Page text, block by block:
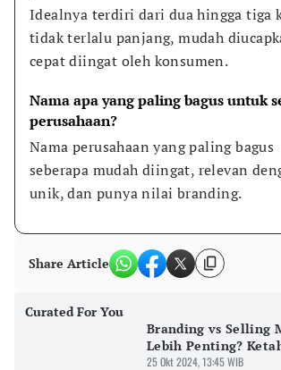
Idealnya terdiri dari dua hingga tiga
tidak terlalu panjang, mudah
cepat diingat oleh konsumen.
Nama apa yang paling bagus untuk
perusahaan?
Nama perusahaan yang paling
seberapa mudah diingat, relevan
unik, dan punya nilai branding.
Share Article
Curated For You
Branding vs Selling
Lebih Penting?
25 Okt 2024, 13:45 WIB